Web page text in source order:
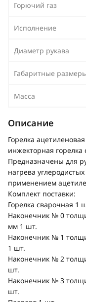
Горючий газ
Исполнение
Диаметр рукава
Габаритные
Масса
Описание
Горелка
инжекторная
Предназначены для
нагрева
применением
Комплект поставки:
Горелка сварочная 1
Наконечник № 0
мм 1 шт.
Наконечник № 1
1 шт.
Наконечник № 2
шт.
Наконечник № 3
шт.